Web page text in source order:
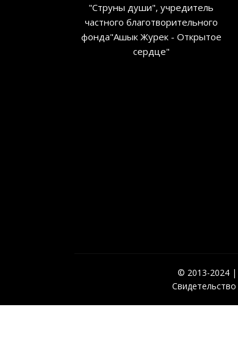
"Струны души", учредитель
частного благотворительного
фонда"Ашык Журек - Открытое
сердце"
© 2013-2024 |